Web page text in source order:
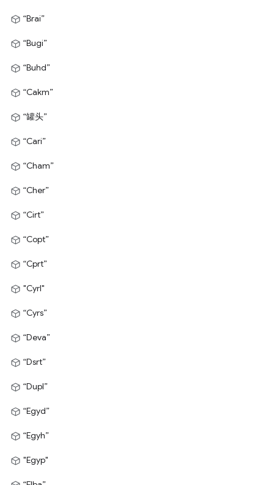
“Brai”
“Bugi”
“Buhd”
“Cakm”
“罐头”
“Cari”
“Cham”
“Cher”
“Cirt”
“Copt”
“Cprt”
"Cyrl"
“Cyrs”
“Deva”
“Dsrt”
“Dupl”
“Egyd”
“Egyh”
"Egyp"